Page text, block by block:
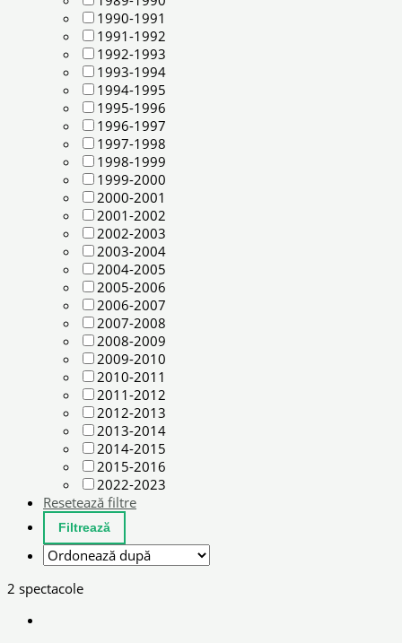
1990-1991
1991-1992
1992-1993
1993-1994
1994-1995
1995-1996
1996-1997
1997-1998
1998-1999
1999-2000
2000-2001
2001-2002
2002-2003
2003-2004
2004-2005
2005-2006
2006-2007
2007-2008
2008-2009
2009-2010
2010-2011
2011-2012
2012-2013
2013-2014
2014-2015
2015-2016
2022-2023
Resetează filtre
2 spectacole